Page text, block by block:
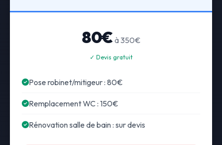
80€ à 350€
✓ Devis gratuit
Pose robinet/mitigeur : 80€
Remplacement WC : 150€
Rénovation salle de bain : sur devis